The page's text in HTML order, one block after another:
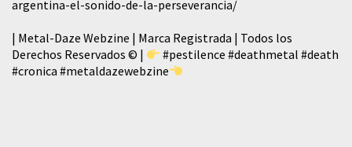
argentina-el-sonido-de-la-perseverancia/
| Metal-Daze Webzine | Marca Registrada | Todos los
Derechos Reservados © |
#pestilence #deathmetal #death
#cronica #metaldazewebzine